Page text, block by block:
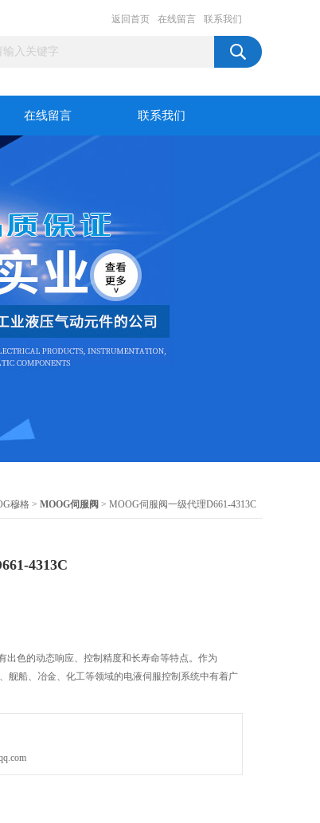
返回首页 在线留言 联系我们
在线留言 联系我们
穆格 > MOOG伺服阀 > MOOG伺服阀一级代理D661-4313C
4313C
出色的动态响应、控制精度和长寿命等特点。作为
舰船、冶金、化工等领域的电液伺服控制系统中有着广